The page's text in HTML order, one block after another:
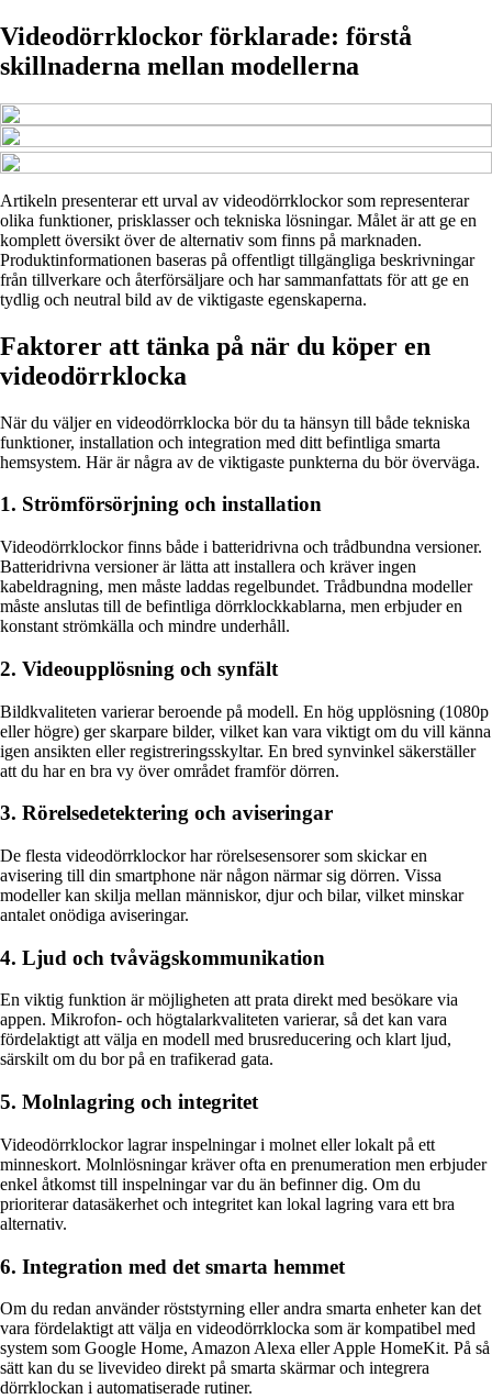
Videodörrklockor förklarade: förstå
skillnaderna mellan modellerna
Artikeln presenterar ett urval av videodörrklockor som representerar
olika funktioner, prisklasser och tekniska lösningar. Målet är att ge en
komplett översikt över de alternativ som finns på marknaden.
Produktinformationen baseras på offentligt tillgängliga beskrivningar
från tillverkare och återförsäljare och har sammanfattats för att ge en
tydlig och neutral bild av de viktigaste egenskaperna.
Faktorer att tänka på när du köper en
videodörrklocka
När du väljer en videodörrklocka bör du ta hänsyn till både tekniska
funktioner, installation och integration med ditt befintliga smarta
hemsystem. Här är några av de viktigaste punkterna du bör överväga.
1. Strömförsörjning och installation
Videodörrklockor finns både i batteridrivna och trådbundna versioner.
Batteridrivna versioner är lätta att installera och kräver ingen
kabeldragning, men måste laddas regelbundet. Trådbundna modeller
måste anslutas till de befintliga dörrklockkablarna, men erbjuder en
konstant strömkälla och mindre underhåll.
2. Videoupplösning och synfält
Bildkvaliteten varierar beroende på modell. En hög upplösning (1080p
eller högre) ger skarpare bilder, vilket kan vara viktigt om du vill känna
igen ansikten eller registreringsskyltar. En bred synvinkel säkerställer
att du har en bra vy över området framför dörren.
3. Rörelsedetektering och aviseringar
De flesta videodörrklockor har rörelsesensorer som skickar en
avisering till din smartphone när någon närmar sig dörren. Vissa
modeller kan skilja mellan människor, djur och bilar, vilket minskar
antalet onödiga aviseringar.
4. Ljud och tvåvägskommunikation
En viktig funktion är möjligheten att prata direkt med besökare via
appen. Mikrofon- och högtalarkvaliteten varierar, så det kan vara
fördelaktigt att välja en modell med brusreducering och klart ljud,
särskilt om du bor på en trafikerad gata.
5. Molnlagring och integritet
Videodörrklockor lagrar inspelningar i molnet eller lokalt på ett
minneskort. Molnlösningar kräver ofta en prenumeration men erbjuder
enkel åtkomst till inspelningar var du än befinner dig. Om du
prioriterar datasäkerhet och integritet kan lokal lagring vara ett bra
alternativ.
6. Integration med det smarta hemmet
Om du redan använder röststyrning eller andra smarta enheter kan det
vara fördelaktigt att välja en videodörrklocka som är kompatibel med
system som Google Home, Amazon Alexa eller Apple HomeKit. På så
sätt kan du se livevideo direkt på smarta skärmar och integrera
dörrklockan i automatiserade rutiner.